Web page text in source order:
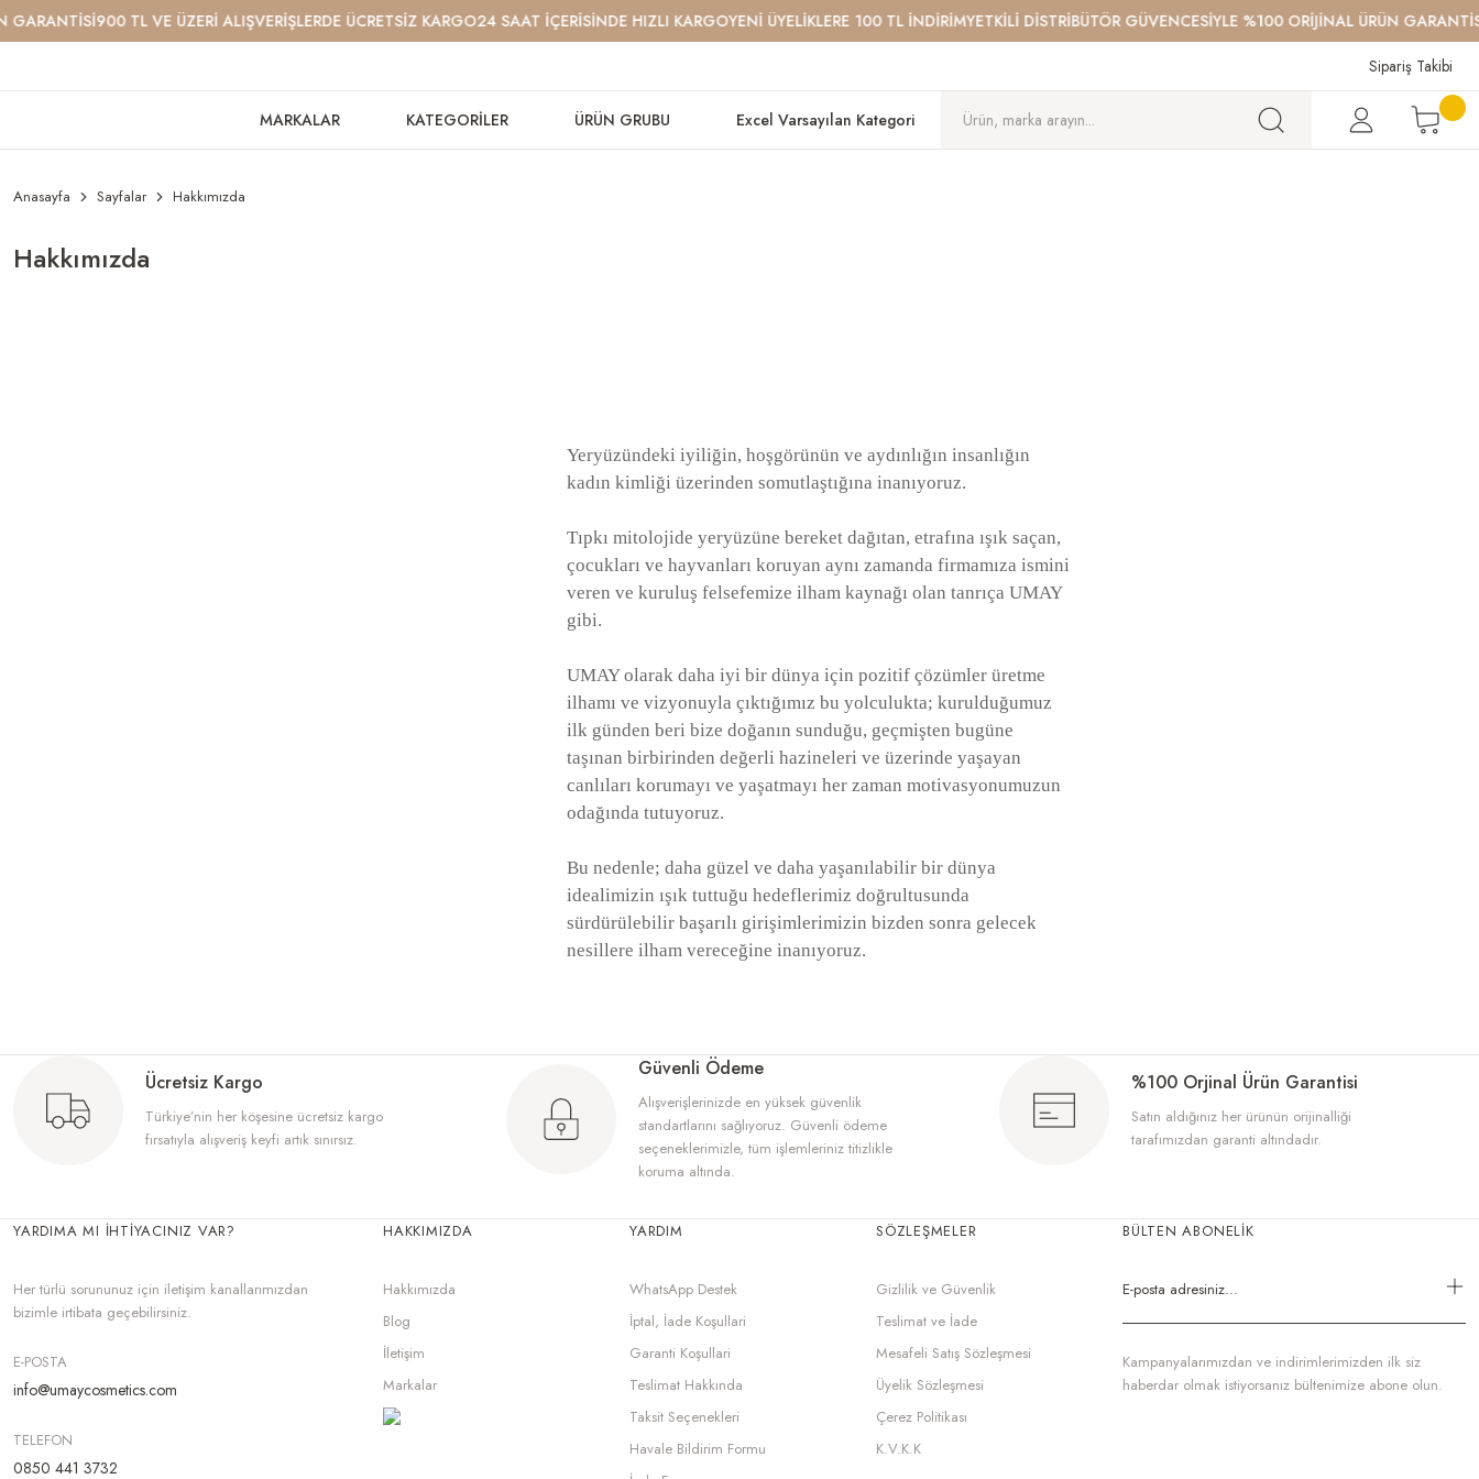
900 TL VE ÜZERİ ALIŞVERİŞLERDE ÜCRETSİZ KARGO24 SAAT İÇERİSİNDE HIZLI KARGOYENİ ÜYELİKLERE 100 TL İNDİRİMYETKİLİ DİSTRİBÜTÖR GÜVENCESİYLE %100 ORİJİNAL ÜRÜN GARANTİSİ
Sipariş Takibi
MARKALAR KATEGORİLER ÜRÜN GRUBU Excel Varsayılan Kategori
Anasayfa Sayfalar Hakkımızda
Hakkımızda
Yeryüzündeki iyiliğin, hoşgörünün ve aydınlığın insanlığın
kadın kimliği üzerinden somutlaştığına inanıyoruz.
Tıpkı mitolojide yeryüzüne bereket dağıtan, etrafına ışık saçan,
çocukları ve hayvanları koruyan aynı zamanda firmamıza ismini
veren ve kuruluş felsefemize ilham kaynağı olan tanrıça UMAY
gibi.
UMAY olarak daha iyi bir dünya için pozitif çözümler üretme
ilhamı ve vizyonuyla çıktığımız bu yolculukta; kurulduğumuz
ilk günden beri bize doğanın sunduğu, geçmişten bugüne
taşınan birbirinden değerli hazineleri ve üzerinde yaşayan
canlıları korumayı ve yaşatmayı her zaman motivasyonumuzun
odağında tutuyoruz.
Bu nedenle; daha güzel ve daha yaşanılabilir bir dünya
idealimizin ışık tuttuğu hedeflerimiz doğrultusunda
sürdürülebilir başarılı girişimlerimizin bizden sonra gelecek
nesillere ilham vereceğine inanıyoruz.
Ücretsiz Kargo
Türkiye’nin her köşesine ücretsiz kargo
fırsatıyla alışveriş keyfi artık sınırsız.
Güvenli Ödeme
Alışverişlerinizde en yüksek güvenlik
standartlarını sağlıyoruz. Güvenli ödeme
seçeneklerimizle, tüm işlemleriniz titizlikle
koruma altında.
%100 Orjinal Ürün Garantisi
Satın aldığınız her ürünün orijinalliği
tarafımızdan garanti altındadır.
YARDIMA MI İHTİYACINIZ VAR?
Her türlü sorununuz için iletişim kanallarımızdan
bizimle irtibata geçebilirsiniz.
E-POSTA
info@umaycosmetics.com
TELEFON
0850 441 3732
HAKKIMIZDA
Hakkımızda
Blog
İletişim
Markalar
YARDIM
WhatsApp Destek
İptal, İade Koşullari
Garanti Koşullari
Teslimat Hakkında
Taksit Seçenekleri
Havale Bildirim Formu
SÖZLEŞMELER
Gizlilik ve Güvenlik
Teslimat ve İade
Mesafeli Satış Sözleşmesi
Üyelik Sözleşmesi
Çerez Politikası
K.V.K.K
BÜLTEN ABONELİK
Kampanyalarımızdan ve indirimlerimizden ilk siz
haberdar olmak istiyorsanız bültenimize abone olun.